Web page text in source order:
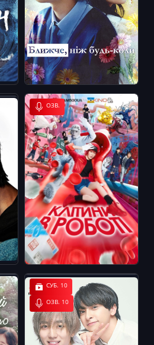
ОЗВ.
СУБ. 10
ОЗВ. 10